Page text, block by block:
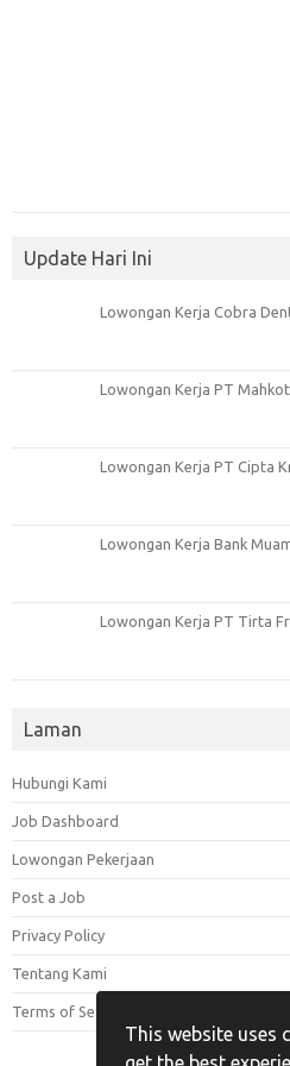
This website uses
Update Hari Ini
Lowongan Kerja Cobra
Lowongan Kerja PT
Lowongan Kerja PT Cipta
Lowongan Kerja Bank
Lowongan Kerja PT Tirta
Laman
Hubungi Kami
Job Dashboard
Lowongan Pekerjaan
Post a Job
Privacy Policy
Tentang Kami
Terms of Service